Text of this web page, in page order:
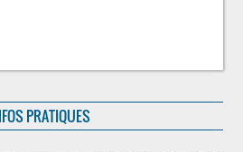
PRATIQUES